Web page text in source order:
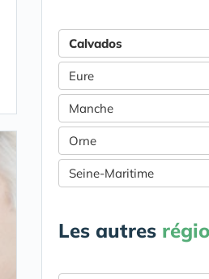
Calvados
Eure
Manche
Orne
Seine-Maritime
Les autres